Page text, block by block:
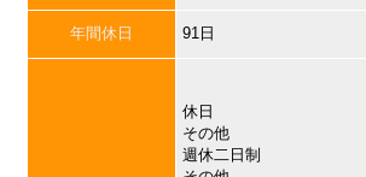
年間休日 91日
休日
その他
週休二日制